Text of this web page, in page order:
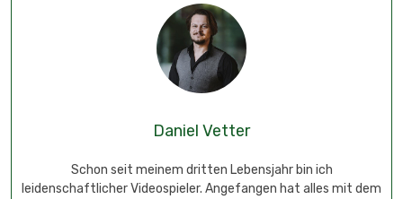
Daniel Vetter
Schon seit meinem dritten Lebensjahr bin ich
leidenschaftlicher Videospieler. Angefangen hat alles mit dem